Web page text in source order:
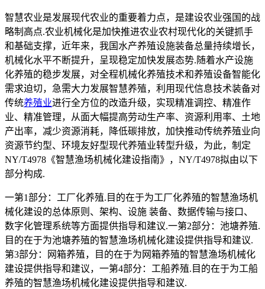
智慧农业是发展现代农业的重要着力点，是建设农业强国的战
略制高点.农业机械化是加快推进农业农村现代化的关键抓手
和基础支撑，近年来，我国水产养殖设施装备总量持续增长，
机械化水平不断提升，呈现稳定加快发展态势.随着水产设施
化养殖的稳步发展，对全程机械化养殖技术和养殖设备智能化
需求迫切，急需大力发展智慧养殖，利用现代信息技术装备对
传统养殖业进行全方位的改造升级，实现精准调控、精准作
业、精准管理，从面大幅提高劳动生产率、资源利用率、土地
产出率，减少资源消耗，降低碳排放，加快推动传统养殖业向
资源节约型、环境友好型现代养殖业转型升级，为此，制定
NY/T4978《智慧渔场机械化建设指南》，NY/T4978拟由以下
部分构成.
一第1部分：工厂化养殖.目的在于为工厂化养殖的智慧渔场机
械化建设的总体原则、架构、设施 装备、数据传输与接口、
数字化管理系统等方面提供指导和建议.一第2部分：池塘养殖.
目的在于为池塘养殖的智慧渔场机械化建设提供指导和建议.
第3部分：网箱养殖，目的在于为网箱养殖的智慧渔场机械化
建设提供指导和建议，一第4部分：工船养殖.目的在于为工船
养殖的智慧渔场机械化建设提供指导和建议.